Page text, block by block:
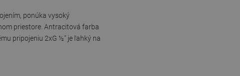
ponúka vysoký
priestore. Antracitová farba
pripojeniu 2xG ½″ je ľahký na